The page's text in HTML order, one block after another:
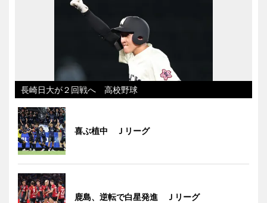
長崎日大が２回戦へ 高校野球
喜ぶ植中 Ｊリーグ
鹿島、逆転で白星発進 Ｊリーグ